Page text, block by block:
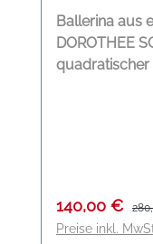
Ballerina aus
DOROTHEE
quadratischer
140,00 €
Preise inkl.